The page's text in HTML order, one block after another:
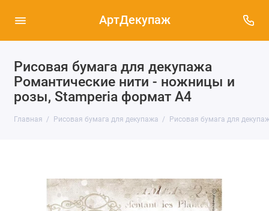
АртДекупаж
Рисовая бумага для декупажа
Романтические нити - ножницы и
розы, Stamperia формат А4
Главная Рисовая бумага для декупажа Рисовая бумага для